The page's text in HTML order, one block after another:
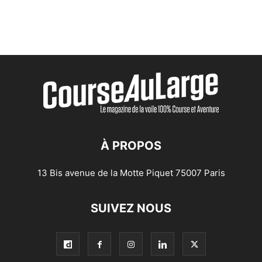
À PROPOS
13 Bis avenue de la Motte Piquet 75007 Paris
SUIVEZ NOUS